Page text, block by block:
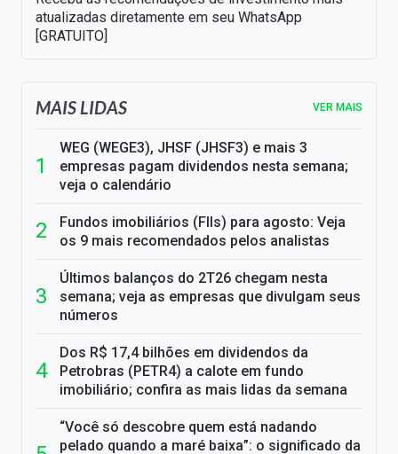
atualizadas diretamente em seu WhatsApp
[GRATUITO]
MAIS LIDAS VER MAIS
WEG (WEGE3), JHSF (JHSF3) e mais 3
empresas pagam dividendos nesta semana;
veja o calendário
Fundos imobiliários (FIIs) para agosto: Veja
os 9 mais recomendados pelos analistas
Últimos balanços do 2T26 chegam nesta
semana; veja as empresas que divulgam seus
números
Dos R$ 17,4 bilhões em dividendos da
Petrobras (PETR4) a calote em fundo
imobiliário; confira as mais lidas da semana
“Você só descobre quem está nadando
pelado quando a maré baixa”: o significado da